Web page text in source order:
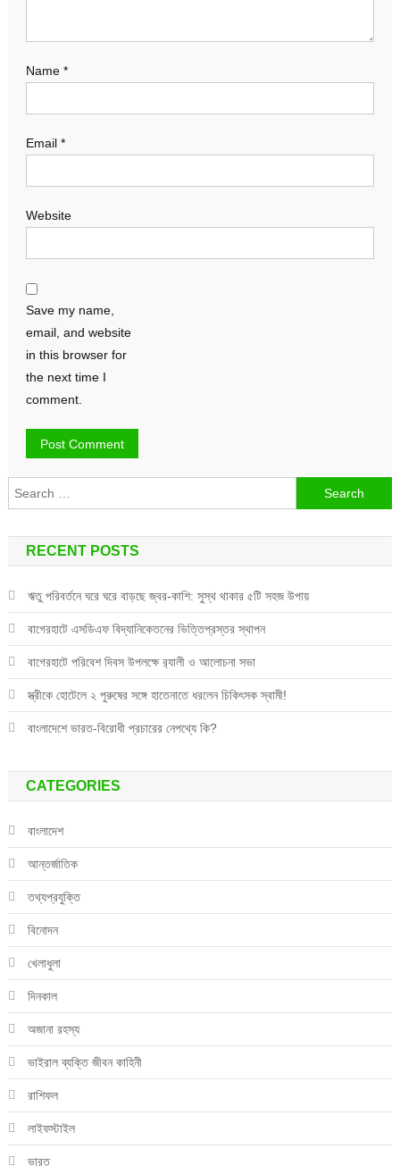
Name *
Email *
Website
Save my name,
email, and website
in this browser for
the next time I
comment.
Search
for:
RECENT POSTS
ঋতু পরিবর্তনে ঘরে ঘরে বাড়ছে জ্বর-কাশি: সুস্থ থাকার ৫টি সহজ উপায়
বাগেরহাটে এসডিএফ বিদ্যানিকেতনের ভিত্তিপ্রস্তর স্থাপন
বাগেরহাটে পরিবেশ দিবস উপলক্ষে র‌্যালী ও আলোচনা সভা
স্ত্রীকে হোটেলে ২ পুরুষের সঙ্গে হাতেনাতে ধরলেন চিকিৎসক স্বামী!
বাংলাদেশে ভারত-বিরোধী প্রচারের নেপথ্যে কি?
CATEGORIES
বাংলাদেশ
আন্তর্জাতিক
তথ্যপ্রযুক্তি
বিনোদন
খেলাধুলা
দিনকাল
অজানা রহস্য
ভাইরাল ব্যক্তি জীবন কাহিনী
রাশিফল
লাইফস্টাইল
ভারত